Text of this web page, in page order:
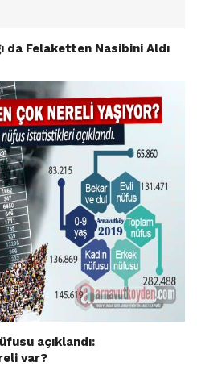
da Felaketten Nasibini Aldı
açıklandı:
var?